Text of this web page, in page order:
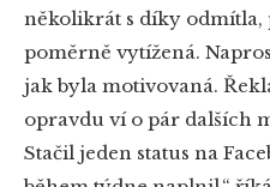
několikrát s díky odmítla,
poměrně vytížená.
jak byla motivovaná.
opravdu ví o pár dalších
Stačil jeden status na